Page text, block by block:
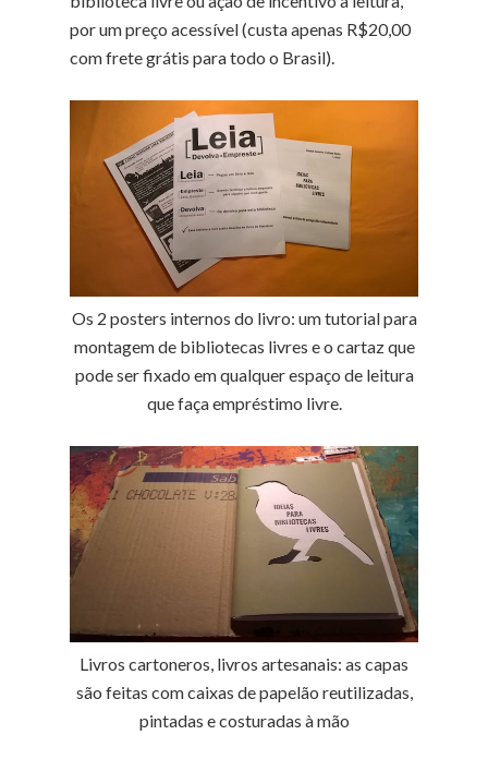
por um preço acessível (custa apenas R$20,00
com frete grátis para todo o Brasil).
Os 2 posters internos do livro: um tutorial para
montagem de bibliotecas livres e o cartaz que
pode ser fixado em qualquer espaço de leitura
que faça empréstimo livre.
Livros cartoneros, livros artesanais: as capas
são feitas com caixas de papelão reutilizadas,
pintadas e costuradas à mão